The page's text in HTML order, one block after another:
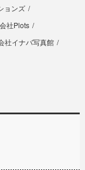
ョンズ
社Plots
社イナバ写真館